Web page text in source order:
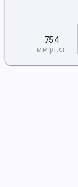
754
мм рт.ст.